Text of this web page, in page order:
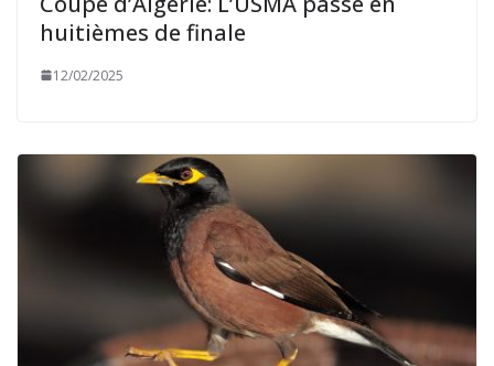
huitièmes de finale
12/02/2025